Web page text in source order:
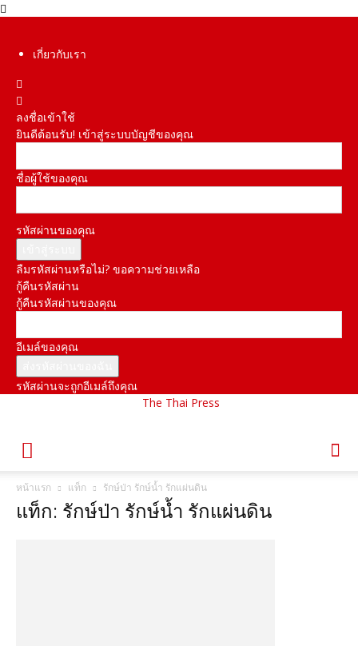
เกี่ยวกับเรา
ลงชื่อเข้าใช้
ยินดีต้อนรับ! เข้าสู่ระบบบัญชีของคุณ
ชื่อผู้ใช้ของคุณ
รหัสผ่านของคุณ
ลืมรหัสผ่านหรือไม่? ขอความช่วยเหลือ
กู้คืนรหัสผ่าน
กู้คืนรหัสผ่านของคุณ
อีเมล์ของคุณ
รหัสผ่านจะถูกอีเมล์ถึงคุณ
The Thai Press
หน้าแรก แท็ก รักษ์ป่า รักษ์น้ำ รักแผ่นดิน
แท็ก: รักษ์ป่า รักษ์น้ำ รักแผ่นดิน